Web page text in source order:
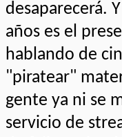
desaparecerá.
años es el
hablando de
"piratear"
gente ya ni se
servicio de